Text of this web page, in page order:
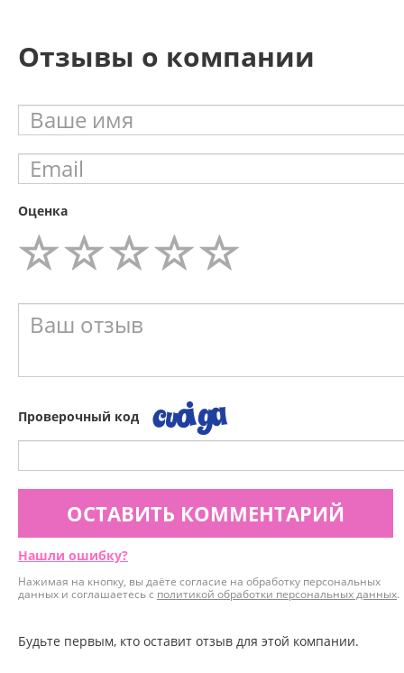
Отзывы о компании
Оценка
Проверочный код
ОСТАВИТЬ КОММЕНТАРИЙ
Нашли ошибку?
Нажимая на кнопку, вы даёте согласие на обработку персональных
данных и соглашаетесь с политикой обработки персональных данных.
Будьте первым, кто оставит отзыв для этой компании.